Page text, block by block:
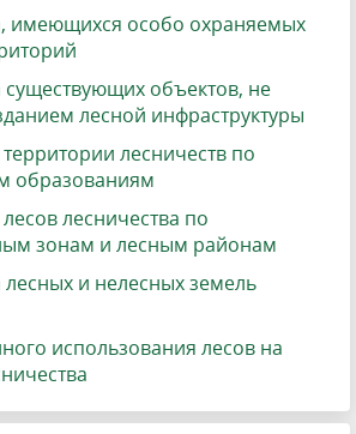
имеющихся особо охраняемых
существующих объектов, не
лесной инфраструктуры
лесничеств по
образованиям
лесничества по
зонам и лесным районам
лесных и нелесных земель
использования лесов на